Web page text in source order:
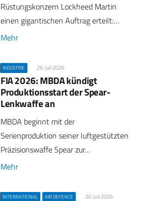
Rüstungskonzern Lockheed Martin
einen gigantischen Auftrag erteilt:…
Mehr
INDUSTRIE 26. Juli 2026
FIA 2026: MBDA kündigt
Produktionsstart der Spear-
Lenkwaffe an
MBDA beginnt mit der
Serienproduktion seiner luftgestützten
Präzisionswaffe Spear zur…
Mehr
INTERNATIONAL AIR DEFENCE 20. Juli 2026